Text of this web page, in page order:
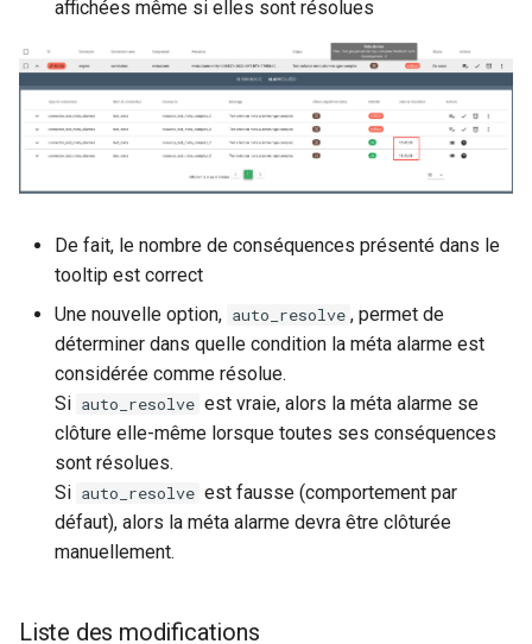
affichées même si elles sont résolues
De fait, le nombre de conséquences présenté dans le
tooltip est correct
Une nouvelle option, auto_resolve , permet de
déterminer dans quelle condition la méta alarme est
considérée comme résolue.
Si auto_resolve est vraie, alors la méta alarme se
clôture elle-même lorsque toutes ses conséquences
sont résolues.
Si auto_resolve est fausse (comportement par
défaut), alors la méta alarme devra être clôturée
manuellement.
Liste des modifications